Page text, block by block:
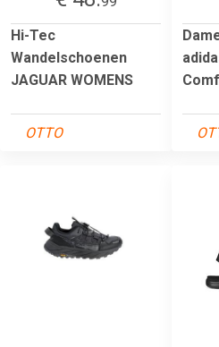
Hi-Tec
Wandelschoenen
JAGUAR WOMENS
OTTO